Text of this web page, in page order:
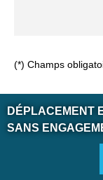
(*) Champs
DÉPLACEMENT
SANS